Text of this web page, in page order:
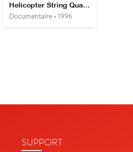
Helicopter String Quartet
Documentaire • 1996
SUPPORT